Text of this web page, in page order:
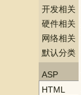
资料
开发相关
资料
硬件相关
资料
网络相关
资料
默认分类
ASP
HTML